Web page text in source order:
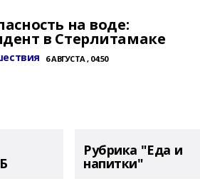
на воде:
в Стерлитамаке
6 АВГУСТА , 04:50
Рубрика "Еда и
напитки"